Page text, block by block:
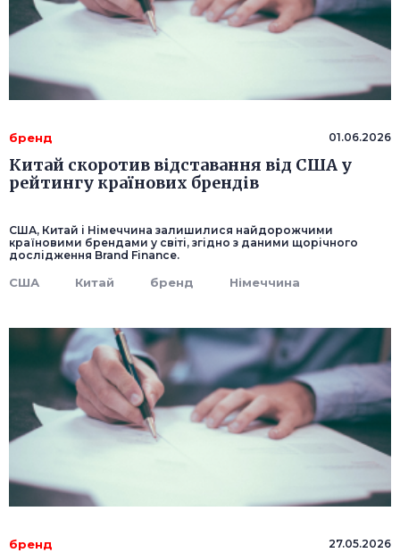
бренд 01.06.2026
Китай скоротив відставання від США у
рейтингу країнових брендів
США, Китай і Німеччина залишилися найдорожчими
країновими брендами у світі, згідно з даними щорічного
дослідження Brand Finance.
США Китай бренд Німеччина
бренд 27.05.2026